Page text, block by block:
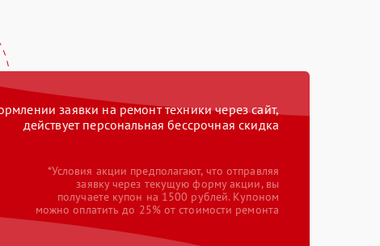
заявки на ремонт техники через сайт,
действует персональная бессрочная скидка
*Условия акции предполагают, что отправляя
заявку через текущую форму акции, вы
получаете купон на 1500 рублей. Купоном
можно оплатить до 25% от стоимости ремонта